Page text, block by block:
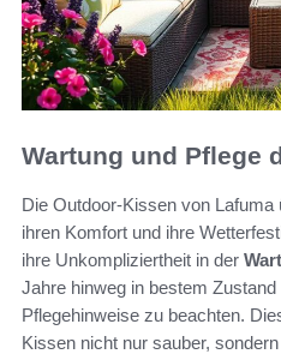
Wartung und Pflege
Die Outdoor-Kissen von
ihren Komfort und ihre
ihre Unkompliziertheit in der
Jahre hinweg in bestem
Pflegehinweise zu beachten.
Kissen nicht nur sauber,